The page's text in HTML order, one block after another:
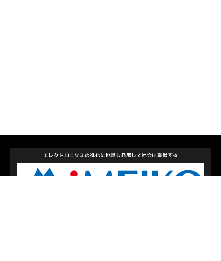
エレクトロニクスの進化に挑戦し発展して社会に貢献する